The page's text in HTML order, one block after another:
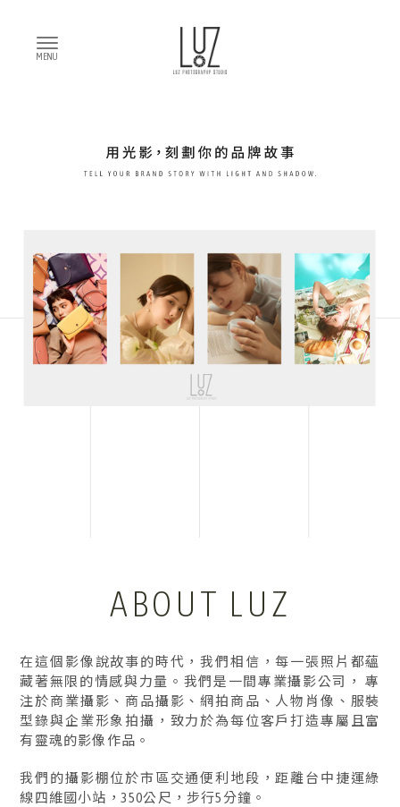
北屯區形象照拍攝ABOUT LUZ
在這個影像說故事的時代，我們相信，每一張照片都蘊
藏著無限的情感與力量。我們是一間專業攝影公司， 專
注於商業攝影、商品攝影、網拍商品、人物肖像、服裝
型錄與企業形象拍攝，致力於為每位客戶打造專屬且富
有靈魂的影像作品。
我們的攝影棚位於市區交通便利地段，距離台中捷運綠
線四維國小站，350公尺，步行5分鐘。